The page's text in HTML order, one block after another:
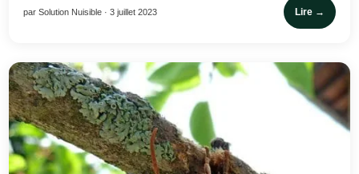
par Solution Nuisible · 3 juillet 2023 Lire →